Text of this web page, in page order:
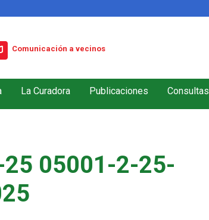
Comunicación a vecinos
La Curadora Publicaciones Consultas
25 05001-2-25-